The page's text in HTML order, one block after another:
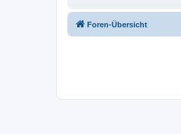
Foren-Übersicht